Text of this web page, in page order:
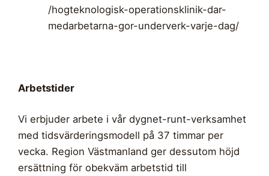
/hogteknologisk-operationsklinik-dar-
medarbetarna-gor-underverk-varje-dag/
Arbetstider
Vi erbjuder arbete i vår dygnet-runt-verksamhet
med tidsvärderingsmodell på 37 timmar per
vecka. Region Västmanland ger dessutom höjd
ersättning för obekväm arbetstid till